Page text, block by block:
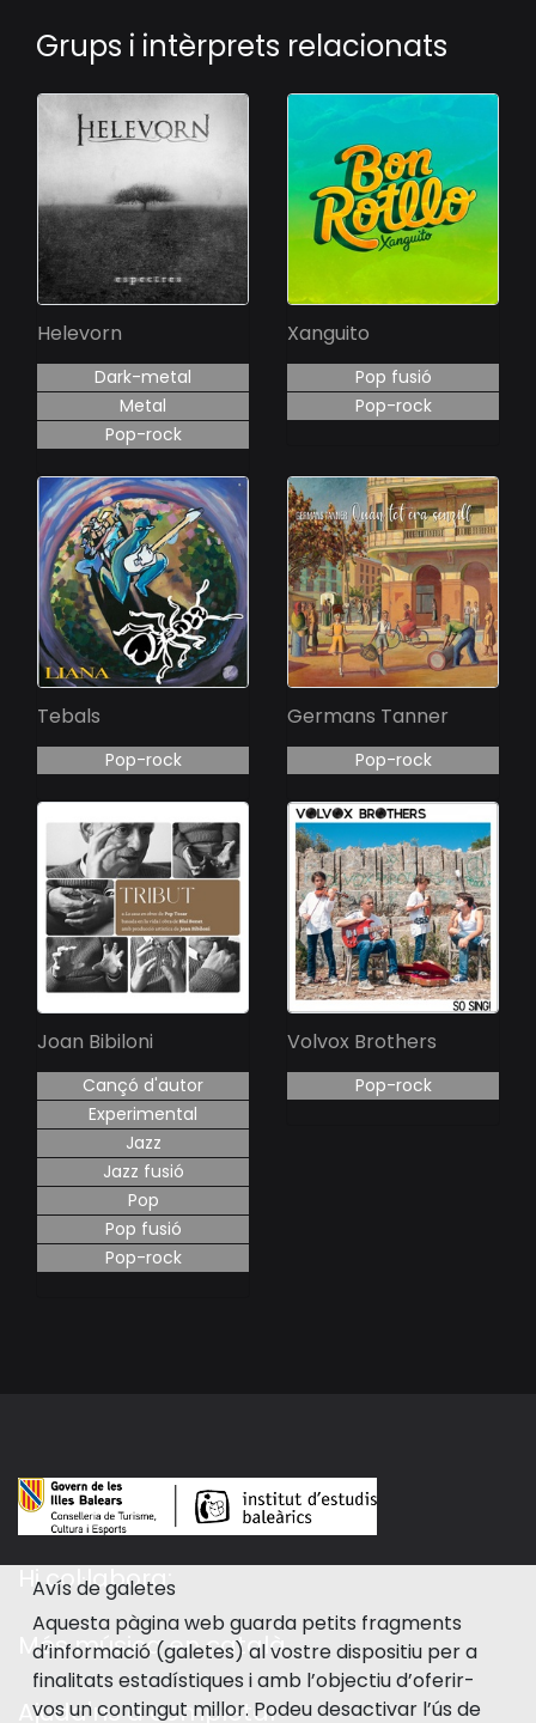
Grups i intèrprets relacionats
Helevorn
Dark-metal
Metal
Pop-rock
Xanguito
Pop fusió
Pop-rock
Tebals
Pop-rock
Germans Tanner
Pop-rock
Joan Bibiloni
Cançó d'autor
Experimental
Jazz
Jazz fusió
Pop
Pop fusió
Pop-rock
Volvox Brothers
Pop-rock
Hi col·labora:
Més música en català
Ajuda'ns a completar
Avís de galetes
Aquesta pàgina web guarda petits fragments
d’informació (galetes) al vostre dispositiu per a
finalitats estadístiques i amb l’objectiu d’oferir-
vos un contingut millor. Podeu desactivar l’ús de